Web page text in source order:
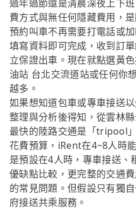
過年過節還是清晨深夜上下
費方式與無任何隱藏費用，
預約叫車不再需要打電話或
填寫資料即可完成，收到訂
立保證出車。現在就點選黃
油站 台北交流道站或任何你
越多。
如果想知道包車或專車接送
整理與分析後得知，從雲林
最快的陸路交通是「tripool
花費預算，iRent在4~8人時
是預設在4人時，專車接送、
優缺點比較，更完整的交通
的常見問題。但假設只有獨
府接送共乘服務。